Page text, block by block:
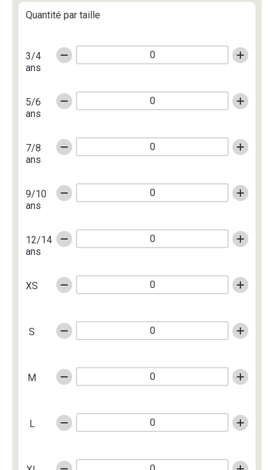
Quantité par taille
3/4
ans
5/6
ans
7/8
ans
9/10
ans
12/14
ans
XS
S
M
L